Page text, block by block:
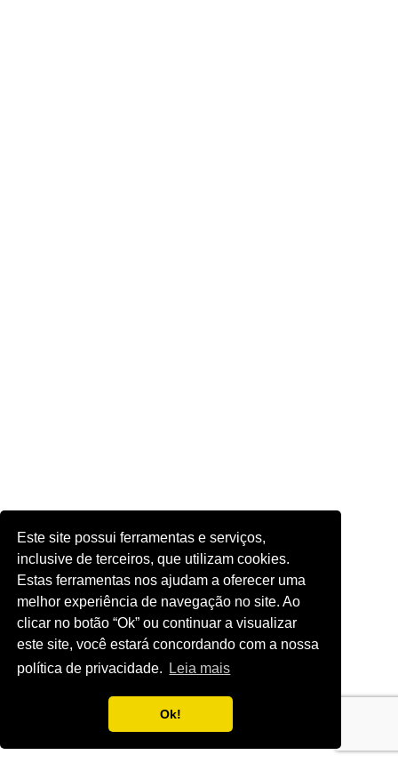
Este site possui ferramentas e serviços,
inclusive de terceiros, que utilizam cookies.
Estas ferramentas nos ajudam a oferecer uma
melhor experiência de navegação no site. Ao
clicar no botão “Ok” ou continuar a visualizar
este site, você estará concordando com a nossa
política de privacidade.
Leia mais
Ok!